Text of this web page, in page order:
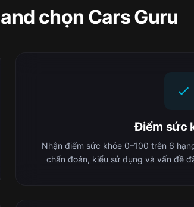
chọn Cars Guru
Điểm sức
Nhận điểm sức khỏe 0–100 trên 6
chẩn đoán, kiểu sử dụng và vấn đề